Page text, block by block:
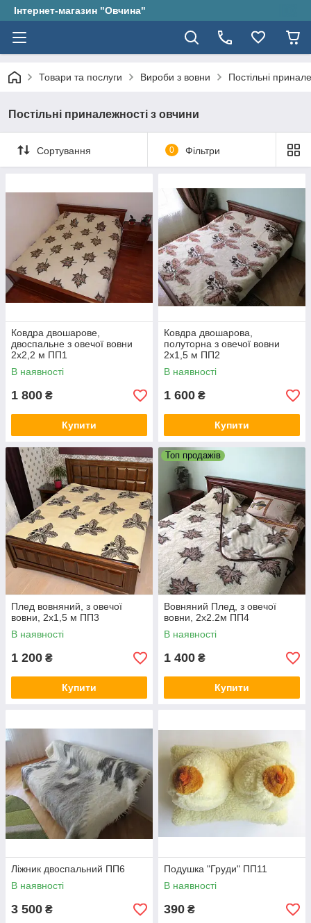
Інтернет-магазин "Овчина"
Товари та послуги Вироби з вовни Постільні
Постільні приналежності з овчини
Сортування 0 Фільтри
Ковдра двошарове,
двоспальне з овечої вовни
2х2,2 м ПП1
В наявності
1 800 ₴
Купити
Ковдра двошарова,
полуторна з овечої вовни
2х1,5 м ПП2
В наявності
1 600 ₴
Купити
Плед вовняний, з овечої
вовни, 2х1,5 м ПП3
В наявності
1 200 ₴
Купити
Топ продажів
Вовняний Плед, з овечої
вовни, 2х2.2м ПП4
В наявності
1 400 ₴
Купити
Ліжник двоспальний ПП6
В наявності
3 500 ₴
Подушка "Груди" ПП11
В наявності
390 ₴